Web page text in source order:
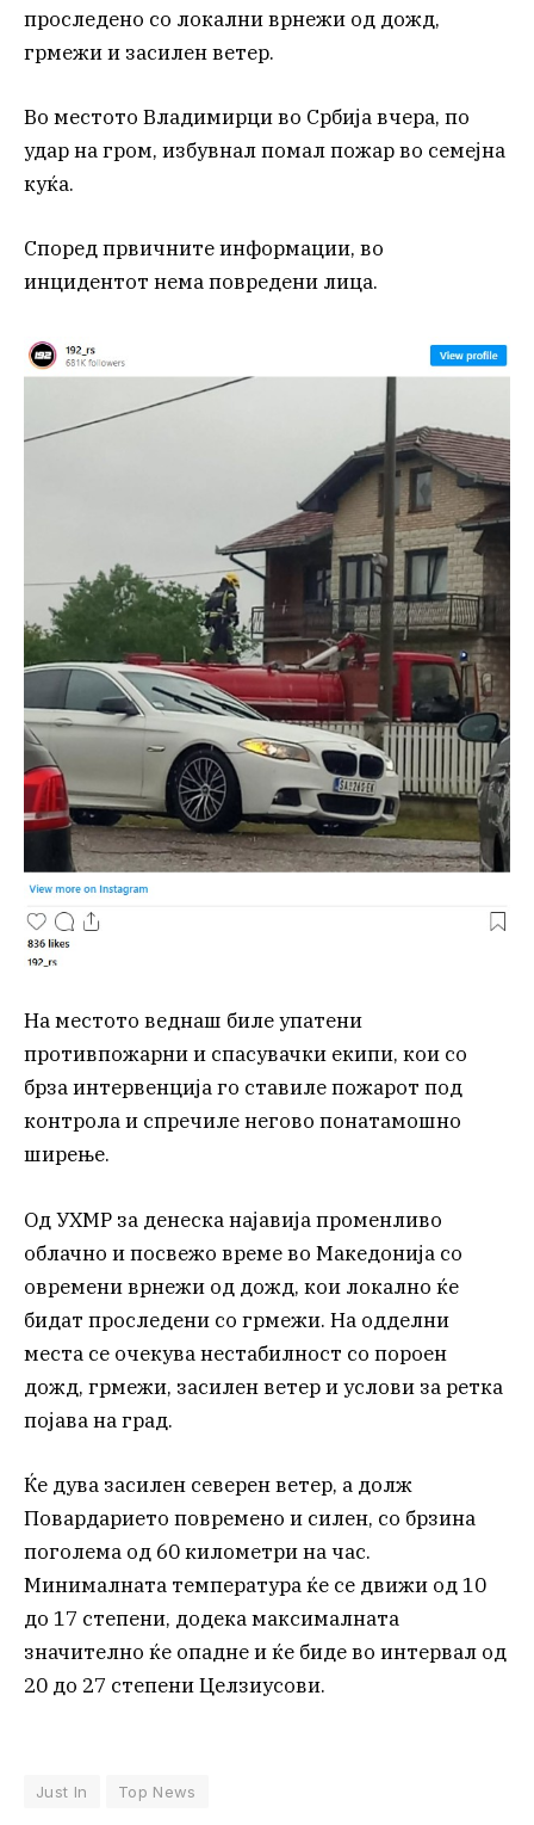
проследено со локални врнежи од дожд,
грмежи и засилен ветер.
Во местото Владимирци во Србија вчера, по
удар на гром, избувнал помал пожар во семејна
куќа.
Според првичните информации, во
инцидентот нема повредени лица.
На местото веднаш биле упатени
противпожарни и спасувачки екипи, кои со
брза интервенција го ставиле пожарот под
контрола и спречиле негово понатамошно
ширење.
Од УХМР за денеска најавија променливо
облачно и посвежо време во Македонија со
овремени врнежи од дожд, кои локално ќе
бидат проследени со грмежи. На одделни
места се очекува нестабилност со пороен
дожд, грмежи, засилен ветер и услови за ретка
појава на град.
Ќе дува засилен северен ветер, а долж
Повардарието повремено и силен, со брзина
поголема од 60 километри на час.
Минималната температура ќе се движи од 10
до 17 степени, додека максималната
значително ќе опадне и ќе биде во интервал од
20 до 27 степени Целзиусови.
Just In Top News